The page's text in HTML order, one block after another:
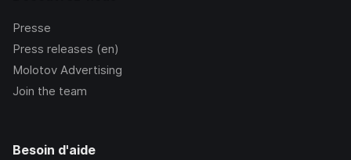
Presse
Press releases (en)
Molotov Advertising
Join the team
Besoin d'aide